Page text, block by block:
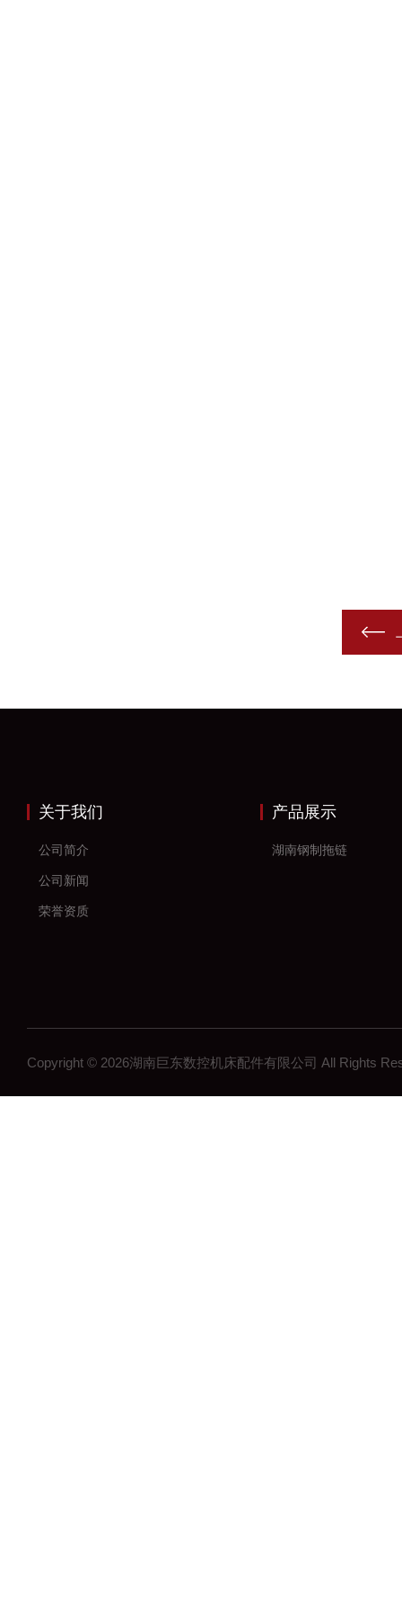
关于我们
公司简介
公司新闻
荣誉资质
产品展示
湖南钢制拖链
Copyright © 2026湖南巨东数控机床配件有限公司 All Rights